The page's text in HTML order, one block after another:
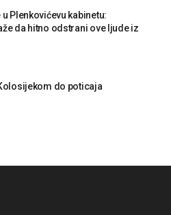
Plenkovićevu kabinetu:
da hitno odstrani ove ljude iz
do poticaja